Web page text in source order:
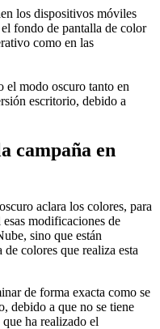
los dispositivos móviles
fondo de pantalla de color
como en las
el modo oscuro tanto en
escritorio, debido a
campaña en
aclara los colores, para
modificaciones de
sino que están
colores que realiza esta
de forma exacta como se
debido a que no se tiene
ha realizado el